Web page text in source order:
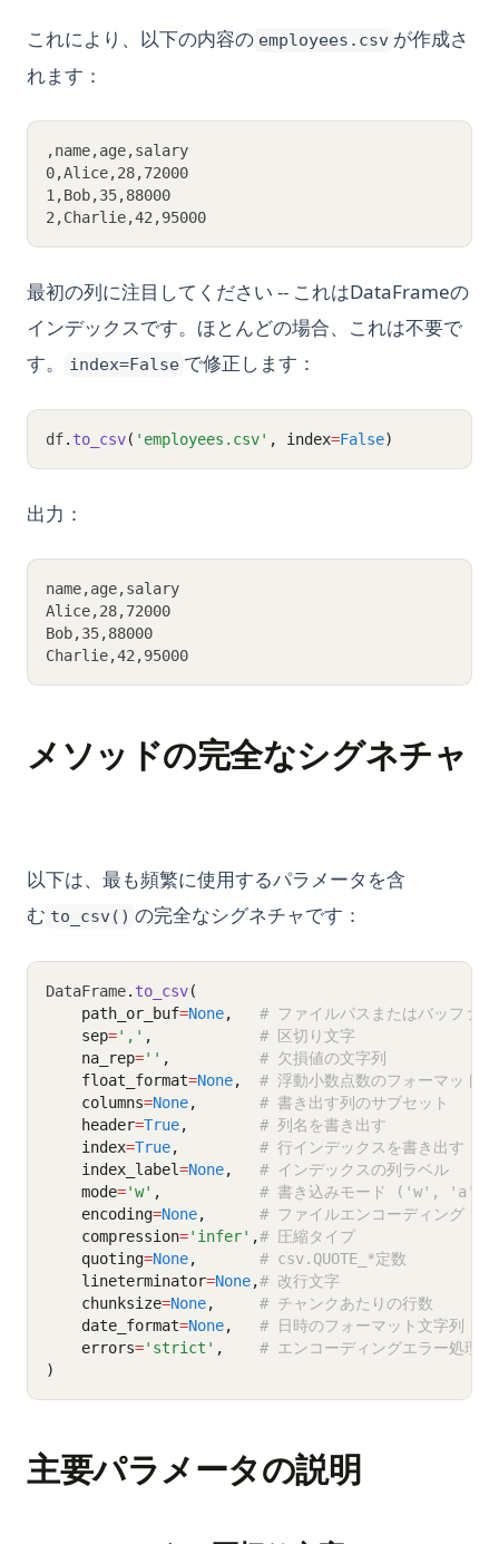
これにより、以下の内容の employees.csv が作成さ
れます：
,name,age,salary
0,Alice,28,72000
1,Bob,35,88000
2,Charlie,42,95000
最初の列に注目してください -- これはDataFrameの
インデックスです。ほとんどの場合、これは不要で
す。
index=False で修正します：
df. to_csv( 'employees.csv' , index=False)
出力：
name,age,salary
Alice,28,72000
Bob,35,88000
Charlie,42,95000
メソッドの完全なシグネチャ
以下は、最も頻繁に使用するパラメータを含
む to_csv() の完全なシグネチャです：
DataFrame. to_csv(
    path_or_buf
=None, # ファイルパスまたはバッファ
    sep
=',' , # 区切り文字
    na_rep
='' , # 欠損値の文字列
    float_format
=None, # 浮動小数点数のフォーマット文
    columns
=None, # 書き出す列のサブセット
    header
=True, # 列名を書き出す
    index
=True, # 行インデックスを書き出す
    index_label
=None, # インデックスの列ラベル
    mode
='w' , # 書き込みモード ('w',
    encoding
=None, # ファイルエンコーディング（
    compression
='infer' ,# 圧縮タイプ
    quoting
=None, # csv.QUOTE_*定数
    lineterminator
=None,# 改行文字
    chunksize
=None, # チャンクあたりの行数
    date_format
=None, # 日時のフォーマット文字列
    errors
='strict' , # エンコーディングエラー処理
)
主要パラメータの説明